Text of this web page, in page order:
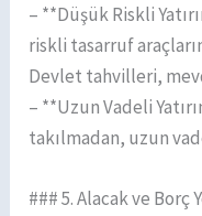
– **Düşük Riskli
riskli tasarruf
Devlet tahvilleri,
– **Uzun Vadeli
takılmadan, uzun
### 5. Alacak ve Borç